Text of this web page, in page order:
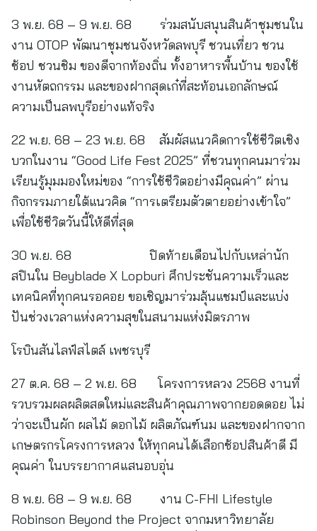
3 พ.ย. 68 – 9 พ.ย. 68 ร่วมสนับสนุนสินค้าชุมชนใน
งาน OTOP พัฒนาชุมชนจังหวัดลพบุรี ชวนเที่ยว ชวน
ช้อป ชวนชิม ของดีจากท้องถิ่น ทั้งอาหารพื้นบ้าน ของใช้
งานหัตถกรรม และของฝากสุดเก๋ที่สะท้อนเอกลักษณ์
ความเป็นลพบุรีอย่างแท้จริง
22 พ.ย. 68 – 23 พ.ย. 68 สัมผัสแนวคิดการใช้ชีวิตเชิง
บวกในงาน “Good Life Fest 2025” ที่ชวนทุกคนมาร่วม
เรียนรู้มุมมองใหม่ของ “การใช้ชีวิตอย่างมีคุณค่า” ผ่าน
กิจกรรมภายใต้แนวคิด “การเตรียมตัวตายอย่างเข้าใจ”
เพื่อใช้ชีวิตวันนี้ให้ดีที่สุด
30 พ.ย. 68 ปิดท้ายเดือนไปกับเหล่านัก
สปินใน Beyblade X Lopburi ศึกประชันความเร็วและ
เทคนิคที่ทุกคนรอคอย ขอเชิญมาร่วมลุ้นแชมป์และแบ่ง
ปันช่วงเวลาแห่งความสุขในสนามแห่งมิตรภาพ
โรบินสันไลฟ์สไตล์ เพชรบุรี
27 ต.ค. 68 – 2 พ.ย. 68 โครงการหลวง 2568 งานที่
รวบรวมผลผลิตสดใหม่และสินค้าคุณภาพจากยอดดอย ไม่
ว่าจะเป็นผัก ผลไม้ ดอกไม้ ผลิตภัณฑ์นม และของฝากจาก
เกษตรกรโครงการหลวง ให้ทุกคนได้เลือกช้อปสินค้าดี มี
คุณค่า ในบรรยากาศแสนอบอุ่น
8 พ.ย. 68 – 9 พ.ย. 68 งาน C-FHI Lifestyle
Robinson Beyond the Project จากมหาวิทยาลัย